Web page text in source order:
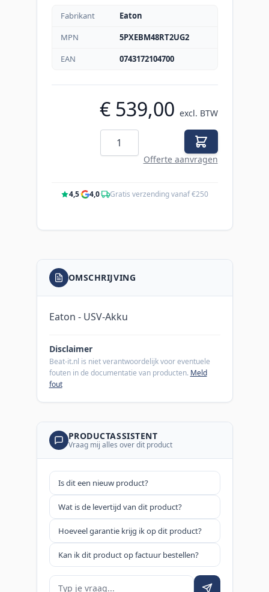
Fabrikant
Eaton
MPN
5PXEBM48RT2UG2
EAN
0743172104700
€ 539,00 excl. BTW
Aantal
Offerte aanvragen
4,5· 4,0· Gratis verzending vanaf €250
OMSCHRIJVING
Eaton - USV-Akku
Disclaimer
Beat-it.nl is niet verantwoordelijk voor eventuele
fouten in de documentatie van producten. Meld
fout
PRODUCTASSISTENT
Vraag mij alles over dit product
Is dit een nieuw product?
Wat is de levertijd van dit product?
Hoeveel garantie krijg ik op dit product?
Kan ik dit product op factuur bestellen?
Je vraag